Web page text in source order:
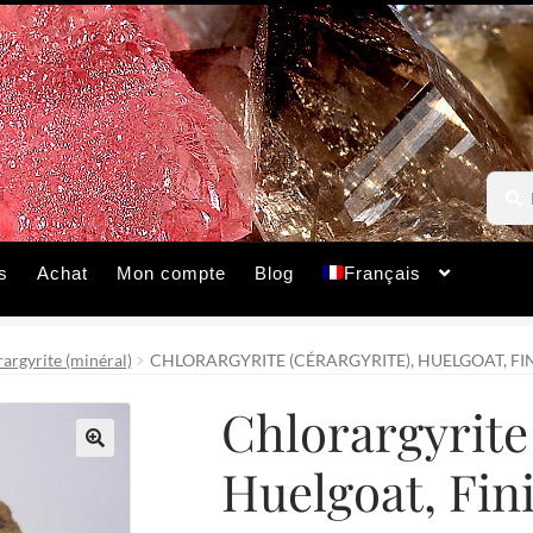
pour :
Achat Mon compte Blog Français
(minéral) CHLORARGYRITE (CÉRARGYRITE), HUELGOAT,
Huelgoat,